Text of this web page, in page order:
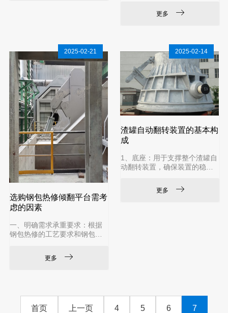
等关键部件的润滑情况，减少
因摩擦导致的停机‌。清理刀片
更多
2025-02-21
选购钢包热修倾翻平台需考
虑的因素
‌一、明确需求‌‌承重要求‌：根据
钢包热修的工艺要求和钢包的
尺寸与空间‌：根据作业现场的
空间大小，选择合适的钢包热
更多
2025-02-14
渣罐自动翻转装置的基本构
成
‌1、底座‌：用于支撑整个渣罐自
动翻转装置，确保装置的稳定
承座及轴承支撑翻转架，使其
能够平稳地进行翻转操作‌。‌2、
更多
首页 上一页 4 5 6 7